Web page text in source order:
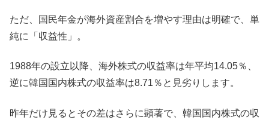
ただ、国民年金が海外資産割合を増やす理由は明確で、単
純に「収益性」。
1988年の設立以降、海外株式の収益率は年平均14.05％、
逆に韓国国内株式の収益率は8.71％と見劣りします。
昨年だけ見るとその差はさらに顕著で、韓国国内株式の収